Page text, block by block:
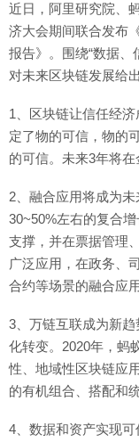
近日，阿里研究院、
济大会期间联合发布
报告》。围绕“数据、
对未来区块链发展给
1、区块链让信任经
定了物的可信，物的
的可信。未来3年将在
2、融合应用将成为
30~50%左右的复合
支撑，并在票据管理
广泛应用，在政务、
合约等场景的融合应
3、万链互联成为新
化转变。2020年，蚂
性、地域性区块链应
的有机组合、搭配和
4、数据和资产实现